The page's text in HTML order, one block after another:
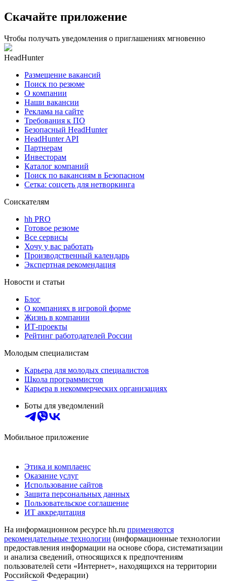
Скачайте приложение
Чтобы получать уведомления о приглашениях мгновенно
HeadHunter
Размещение вакансий
Поиск по резюме
О компании
Наши вакансии
Реклама на сайте
Требования к ПО
Безопасный HeadHunter
HeadHunter API
Партнерам
Инвесторам
Каталог компаний
Поиск по вакансиям в Безопасном
Сетка: соцсеть для нетворкинга
Соискателям
hh PRO
Готовое резюме
Все сервисы
Хочу у вас работать
Производственный календарь
Экспертная рекомендация
Новости и статьи
Блог
О компаниях в игровой форме
Жизнь в компании
ИТ-проекты
Рейтинг работодателей России
Молодым специалистам
Карьера для молодых специалистов
Школа программистов
Карьера в некоммерческих организациях
Боты для уведомлений
Мобильное приложение
Этика и комплаенс
Оказание услуг
Использование сайтов
Защита персональных данных
Пользовательское соглашение
ИТ аккредитация
На информационном ресурсе hh.ru применяются
рекомендательные технологии (информационные технологии
предоставления информации на основе сбора, систематизации
и анализа сведений, относящихся к предпочтениям
пользователей сети «Интернет», находящихся на территории
Российской Федерации)